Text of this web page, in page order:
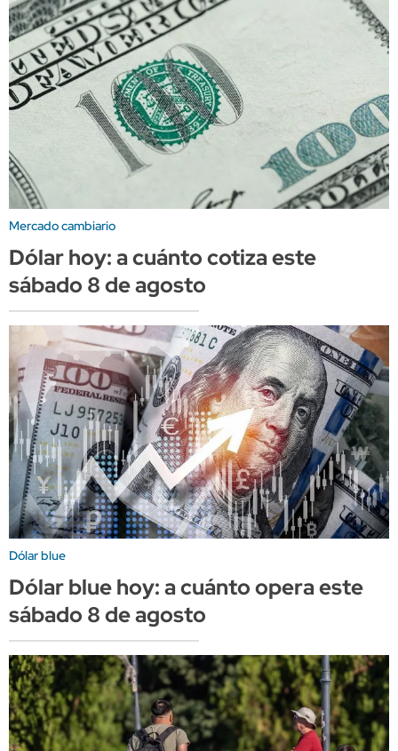
Mercado cambiario
Dólar hoy: a cuánto cotiza este
sábado 8 de agosto
Dólar blue
Dólar blue hoy: a cuánto opera este
sábado 8 de agosto